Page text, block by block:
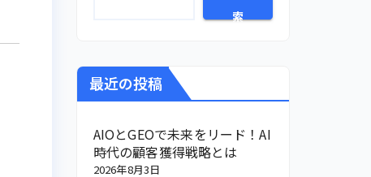
索
最近の投稿
AIOとGEOで未来をリード！AI
時代の顧客獲得戦略とは
2026年8月3日